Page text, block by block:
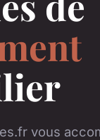
vous